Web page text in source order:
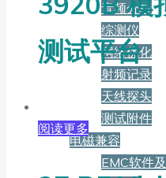
音频分析
综测仪
网络优化
射频记录
天线探头
测试附件
电磁兼容
EMC软件
测试平台
阅读更多